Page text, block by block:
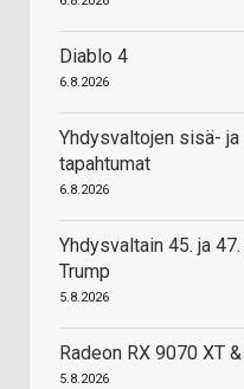
Diablo 4
6.8.2026
Yhdysvaltojen sisä-
tapahtumat
6.8.2026
Yhdysvaltain 45. ja
Trump
5.8.2026
Radeon RX 9070 XT
5.8.2026